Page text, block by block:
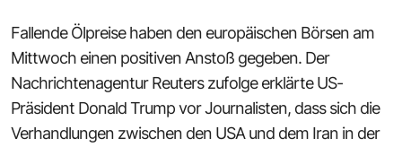
Fallende Ölpreise haben den europäischen Börsen am
Mittwoch einen positiven Anstoß gegeben. Der
Nachrichtenagentur Reuters zufolge erklärte US-
Präsident Donald Trump vor Journalisten, dass sich die
Verhandlungen zwischen den USA und dem Iran in der